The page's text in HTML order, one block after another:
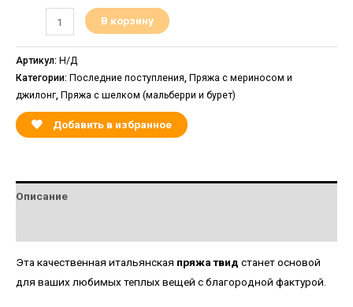
В корзину
Артикул: Н/Д
Категории: Последние поступления, Пряжа с мериносом и
джилонг, Пряжа с шелком (мальберри и бурет)
Добавить в избранное
Описание
Эта качественная итальянская пряжа твид станет основой
для ваших любимых теплых вещей с благородной фактурой.